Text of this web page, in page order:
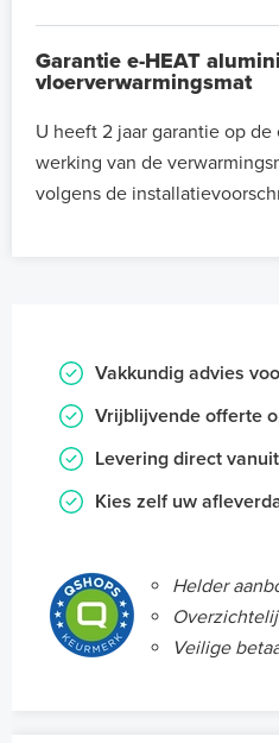
Garantie e-HEAT
vloerverwarmingsmat
U heeft 2 jaar garantie op
werking van de
volgens de
Vakkundig advies
Vrijblijvende offerte
Levering direct
Kies zelf uw
Helder
Veilige